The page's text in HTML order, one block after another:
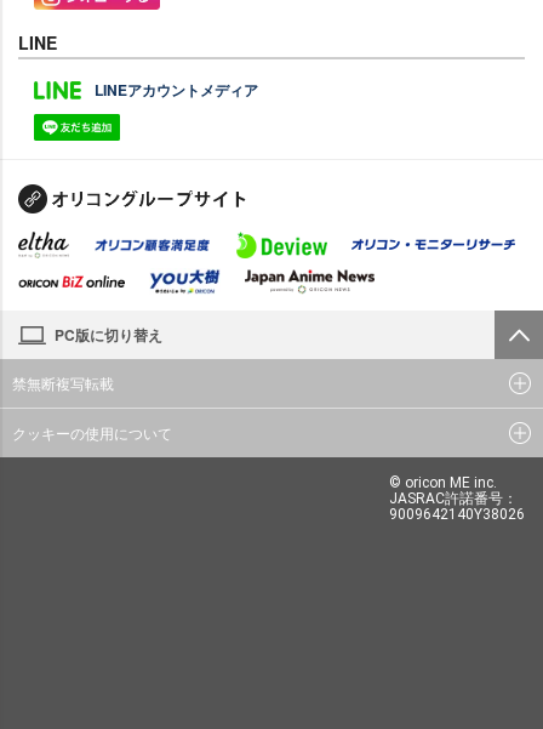
LINE
LINEアカウントメディア
PC版に切り替え
禁無断複写転載
クッキーの使用について
© oricon ME inc.
JASRAC許諾番号：
9009642140Y38026